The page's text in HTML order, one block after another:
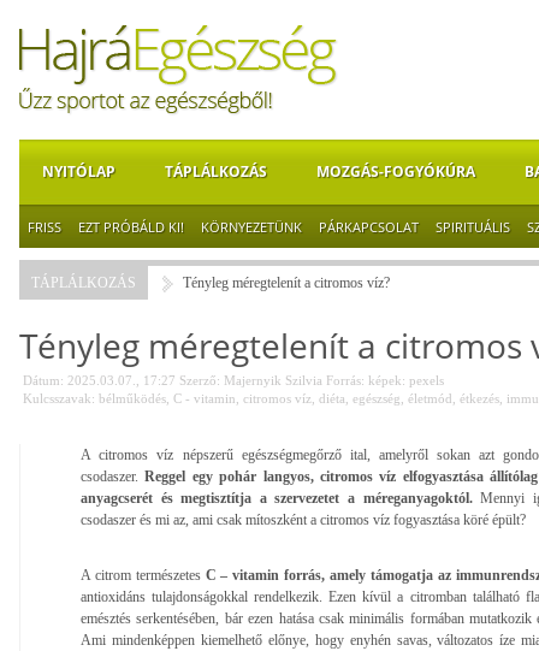
NYITÓLAP TÁPLÁLKOZÁS MOZGÁS-FOGYÓKÚRA
FRISS EZT PRÓBÁLD KI! KÖRNYEZETÜNK PÁRKAPCSOLAT SPIRITUÁLIS
TÁPLÁLKOZÁS Tényleg méregtelenít a citromos víz?
Tényleg méregtelenít a citromos
Dátum: 2025.03.07., 17:27 Szerző: Majernyik Szilvia Forrás: képek: pexels
Kulcsszavak: bélműködés C - vitamin citromos víz diéta egészség életmód étkezés
A citromos víz népszerű egészségmegőrző ital, amelyről sokan azt
csodaszer.Reggel egy pohár langyos, citromos víz elfogyasztása
anyagcserét és megtisztítja a szervezetet a méreganyagoktól.Mennyi
csodaszer és mi az, ami csak mítoszként a citromos víz fogyasztása köré épült?
A citrom természetes C – vitamin forrás, amely támogatja az
antioxidáns tulajdonságokkal rendelkezik. Ezen kívül a citromban található
emésztés serkentésében, bár ezen hatása csak minimális formában
Ami mindenképpen kiemelhető előnye, hogy enyhén savas, változatos íze